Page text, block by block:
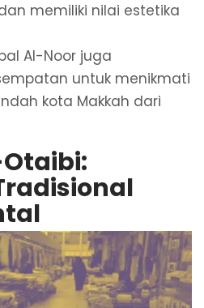
memiliki nilai estetika
Al-Noor juga
untuk menikmati
kota Makkah dari